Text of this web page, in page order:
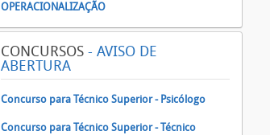
OPERACIONALIZAÇÃO
CONCURSOS - AVISO DE
ABERTURA
Concurso para Técnico Superior - Psicólogo
Concurso para Técnico Superior - Técnico